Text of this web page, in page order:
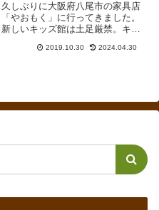
久しぶりに大阪府八尾市の家具店
「やおもく」に行ってきました。
新しいキッズ館は土足厳禁。キレ
境で学習机を試すことができま
学習机を展示しています。
2019.10.30 2024.04.30